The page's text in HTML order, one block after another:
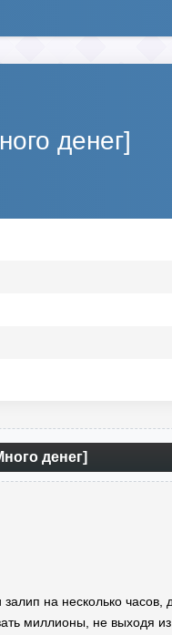
денег]
денег]
на несколько часов,
миллионы, не выходя